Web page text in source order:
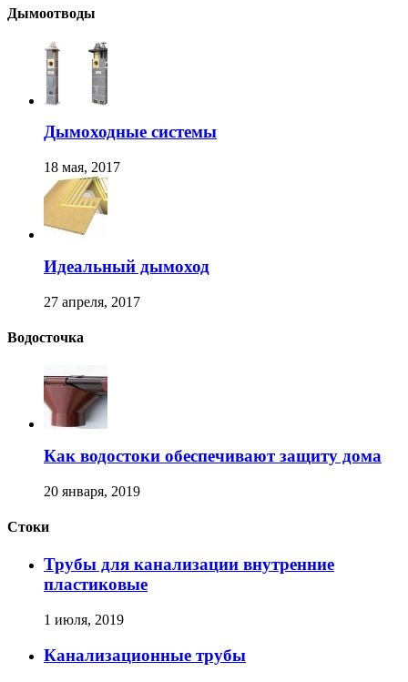
Дымоотводы
Дымоходные системы
18 мая, 2017
Идеальный дымоход
27 апреля, 2017
Водосточка
Как водостоки обеспечивают защиту дома
20 января, 2019
Стоки
Трубы для канализации внутренние
пластиковые
1 июля, 2019
Канализационные трубы